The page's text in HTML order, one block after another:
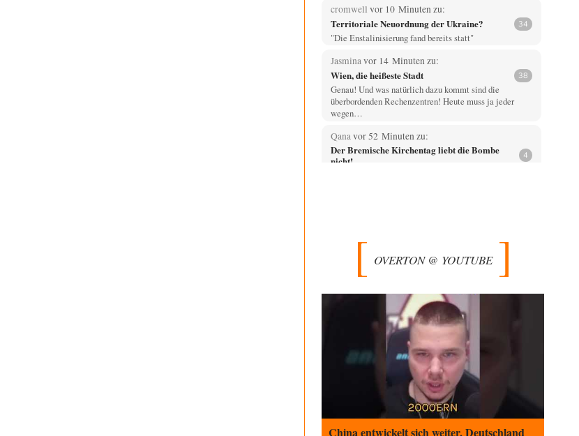
cromwell vor 10 Minuten zu:
Territoriale Neuordnung der Ukraine? 34
"Die Enstalinisierung fand bereits statt"
Jasminavor 14 Minuten zu:
Wien, die heißeste Stadt 38
Genau! Und was natürlich dazu kommt sind die
überbordenden Rechenzentren! Heute muss ja jeder
wegen…
Qanavor 52 Minuten zu:
Der Bremische Kirchentag liebt die Bombe
nicht!
4
auf freie Meinungsäußerung (Artikel 5…
Statt Dunkelflaute eher Hitze-Blackout wegen
Kühlwassermangel für Atomkraft
Würden PV-Anlagen zu Marktbedingungen betrieben,
würden sie sich beim derzeitigen Ausbaustand kaum
lohnen. Ob sich…
vor 2 Stunden zu:
Die Macht der KI-Besitzer
@DIRTY OPERATING SYSTEM Ihre Argumentation
teile ich, soweit wir uns auf den aktuellen Moment
beziehen.…
OVERTON @ YOUTUBE
China entwickelt sich weiter, Deutschland